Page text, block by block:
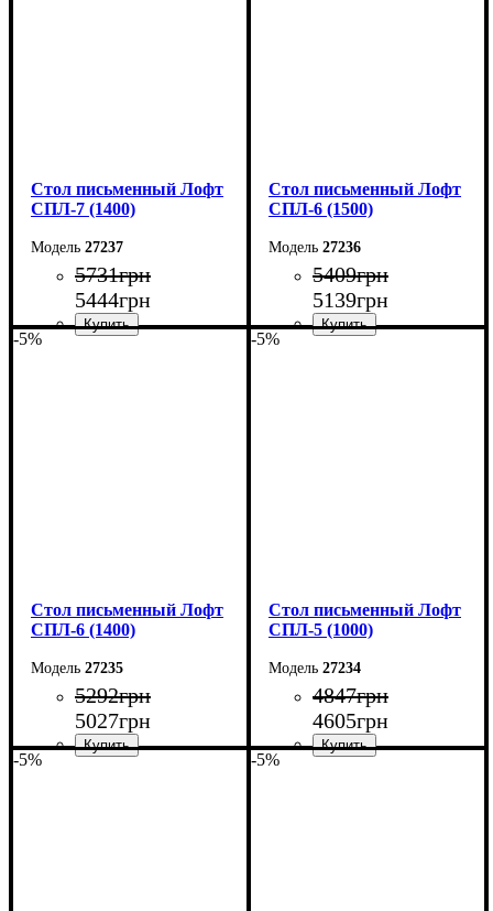
Стол письменный Лофт
СПЛ-7 (1400)
27237
5731грн
5444грн
Стол письменный Лофт
СПЛ-6 (1500)
27236
5409грн
5139грн
-5%
Стол письменный Лофт
СПЛ-6 (1400)
27235
5292грн
5027грн
-5%
Стол письменный Лофт
СПЛ-5 (1000)
27234
4847грн
4605грн
-5% -5%